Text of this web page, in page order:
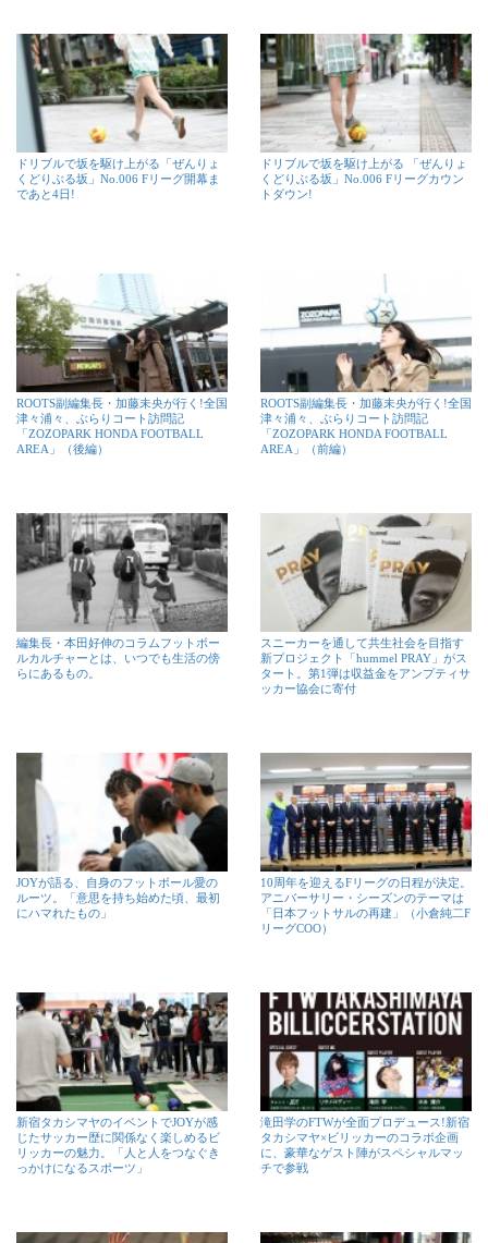
ドリブルで坂を駆け上がる「ぜんりょ
くどりぶる坂」No.006 Fリーグ開幕ま
であと4日!
ドリブルで坂を駆け上がる 「ぜんりょ
くどりぶる坂」No.006 Fリーグカウン
トダウン!
ROOTS副編集長・加藤未央が行く!全国
津々浦々、ぶらりコート訪問記
「ZOZOPARK HONDA FOOTBALL
AREA」（後編）
ROOTS副編集長・加藤未央が行く!全国
津々浦々、ぶらりコート訪問記
「ZOZOPARK HONDA FOOTBALL
AREA」（前編）
編集長・本田好伸のコラムフットボー
ルカルチャーとは、いつでも生活の傍
らにあるもの。
スニーカーを通して共生社会を目指す
新プロジェクト「hummel PRAY」がス
タート。第1弾は収益金をアンプティサ
ッカー協会に寄付
JOYが語る、自身のフットボール愛の
ルーツ。「意思を持ち始めた頃、最初
にハマれたもの」
10周年を迎えるFリーグの日程が決定。
アニバーサリー・シーズンのテーマは
「日本フットサルの再建」（小倉純二F
リーグCOO）
新宿タカシマヤのイベントでJOYが感
じたサッカー歴に関係なく楽しめるビ
リッカーの魅力。「人と人をつなぐき
っかけになるスポーツ」
滝田学のFTWが全面プロデュース!新宿
タカシマヤ×ビリッカーのコラボ企画
に、豪華なゲスト陣がスペシャルマッ
チで参戦